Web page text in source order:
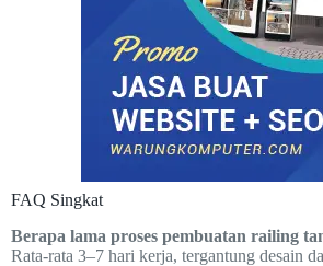
FAQ Singkat
Berapa lama proses pembuatan railing
Rata-rata 3–7 hari kerja, tergantung desain